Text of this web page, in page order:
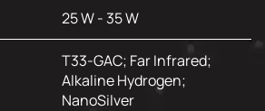
25 W - 35 W
T33-GAC; Far Infrared;
Alkaline Hydrogen;
NanoSilver